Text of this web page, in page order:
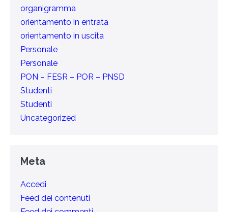
organigramma
orientamento in entrata
orientamento in uscita
Personale
Personale
PON – FESR – POR – PNSD
Studenti
Studenti
Uncategorized
Meta
Accedi
Feed dei contenuti